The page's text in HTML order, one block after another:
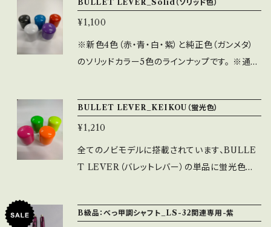
しては個体差があります事を予めご了承くださ
い。 ※取付穴径M6（通常のレバーボールと同
じ）になります。
BULLET LEVER_Solid（ソリッド色）
¥1,100
※新色4色（赤・青・白・紫）と純正色（ガンメタ）
のソリッドカラー5色のラインナップです。 ※通常
整する事により、レバーを倒すときの重さを微調
整できます。 ※取付穴径M6（通常のレバーボー
ルと同じ）
BULLET LEVER_KEIKOU（蛍光色）
¥1,210
全てのノビモデルに搭載されています、BULLE
T LEVER（バレットレバー）の単品に蛍光色が
※通常販売品ですので、専用の梱包箱などはあ
B級品：べっ甲調シャフト_LS-32関連専用-紫